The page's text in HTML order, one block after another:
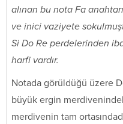
alınan bu nota Fa
ve inici vaziyete
Si Do Re perdelerinden
harfi vardır.
Notada görüldüğü üzere
büyük ergin
merdivenin tam